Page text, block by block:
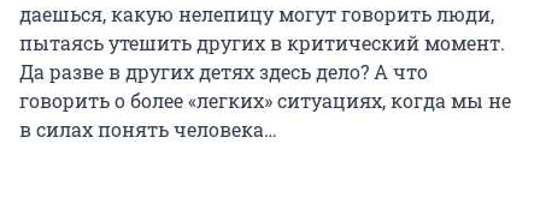
даешься, какую нелепицу могут говорить люди,
пытаясь утешить других в критический момент.
Да разве в других детях здесь дело? А что
говорить о более «легких» ситуациях, когда мы не
в силах понять человека…